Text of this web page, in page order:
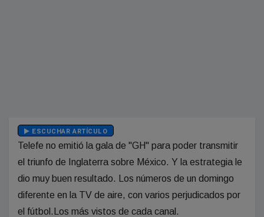
ESCUCHAR ARTÍCULO
Telefe no emitió la gala de "GH" para poder transmitir
el triunfo de Inglaterra sobre México. Y la estrategia le
dio muy buen resultado. Los números de un domingo
diferente en la TV de aire, con varios perjudicados por
el fútbol.Los más vistos de cada canal.